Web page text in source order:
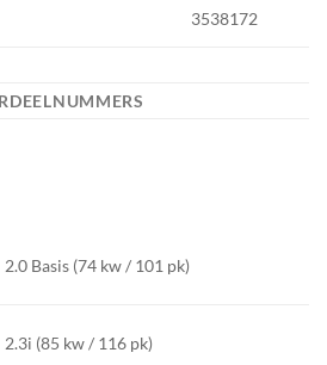
3538172
2.0 Basis (74 kw / 101 pk)
2.3i (85 kw / 116 pk)